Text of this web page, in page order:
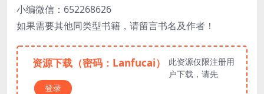
小编微信：652268626
如果需要其他同类型书籍，请留言书名及作者！
资源下载（密码：Lanfucai）
此资源仅限注册用
户下载，请先
登录